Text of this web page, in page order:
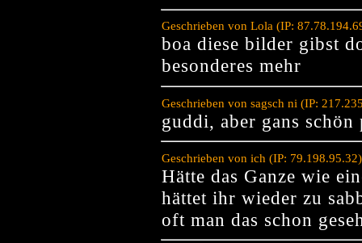
Geschrieben von Lola (IP:
boa diese bilder gibst
besonderes mehr
Geschrieben von sagsch ni (IP:
guddi, aber gans schön
Geschrieben von ich (IP:
Hätte das Ganze wie
hättet ihr wieder zu
oft man das schon